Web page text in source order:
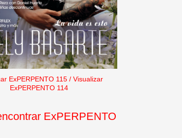
ExPERPENTO 115 / Visualizar
ExPERPENTO 114
ExPERPENTO